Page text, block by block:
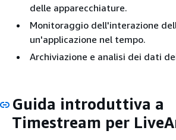
delle apparecchiature.
Monitoraggio dell'interazione
un'applicazione nel tempo.
Archiviazione e analisi dei dati
Guida introduttiva a
Timestream per